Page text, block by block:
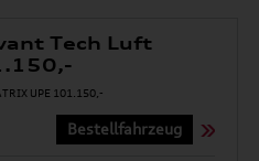
Tech Luft
Bestellfahrzeug